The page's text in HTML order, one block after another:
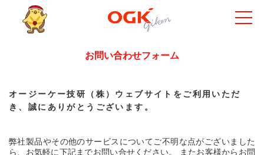
お問い合わせフォーム
オージーケー技研（株）ウェブサイトをご利用いただ
き、誠にありがとうございます。
弊社製品やその他のサービスについてご不明な点がございました
ら、お気軽に下記までお問い合せください。 またお客様からお問